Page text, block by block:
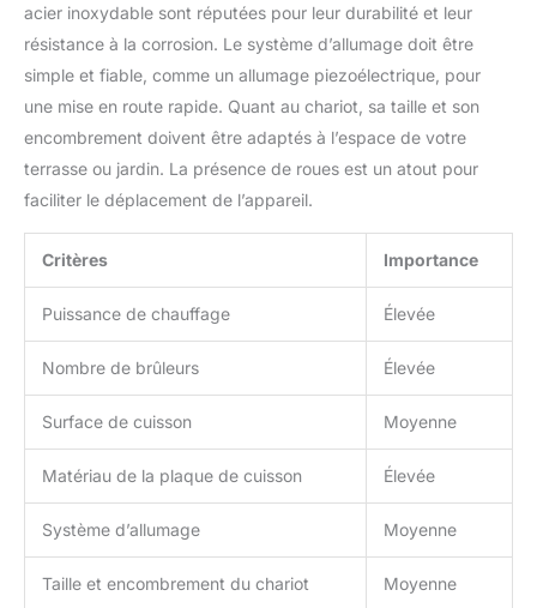
acier inoxydable sont réputées pour leur durabilité et leur
résistance à la corrosion. Le système d’allumage doit être
simple et fiable, comme un allumage piezoélectrique, pour
une mise en route rapide. Quant au chariot, sa taille et son
encombrement doivent être adaptés à l’espace de votre
terrasse ou jardin. La présence de roues est un atout pour
faciliter le déplacement de l’appareil.
Critères Importance
Puissance de chauffage Élevée
Nombre de brûleurs Élevée
Surface de cuisson Moyenne
Matériau de la plaque de cuisson Élevée
Système d’allumage Moyenne
Taille et encombrement du chariot Moyenne